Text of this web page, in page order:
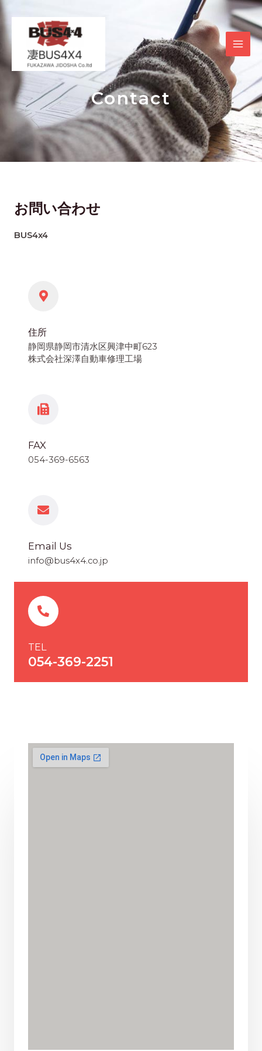
内
ッ
Contact
お問い合わせ
BUS4x4
住所
静岡県静岡市清水区興津中町623
株式会社深澤自動車修理工場
FAX
054-369-6563
Email Us
info@bus4x4.co.jp
TEL
054-369-2251